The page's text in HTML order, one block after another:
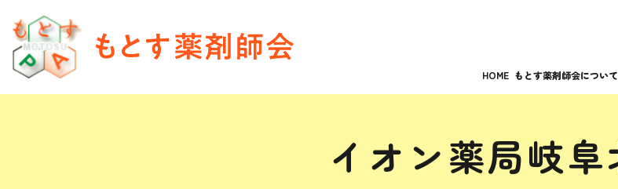
HOME もとす薬剤師会について
イオン薬局岐阜